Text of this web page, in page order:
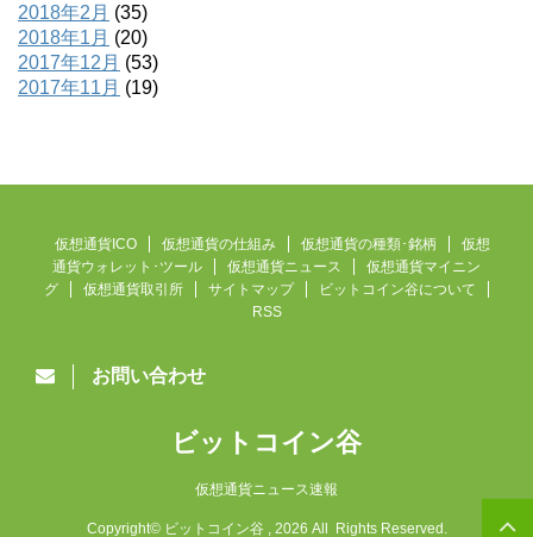
2018年2月 (35)
2018年1月 (20)
2017年12月 (53)
2017年11月 (19)
仮想通貨ICO 仮想通貨の仕組み 仮想通貨の種類･銘柄
仮想
通貨ウォレット･ツール
仮想通貨ニュース
仮想通貨マイニン
グ
仮想通貨取引所 サイトマップ
ビットコイン谷について
RSS
お問い合わせ
ビットコイン谷
仮想通貨ニュース速報
Copyright© ビットコイン谷 , 2026 All Rights Reserved.